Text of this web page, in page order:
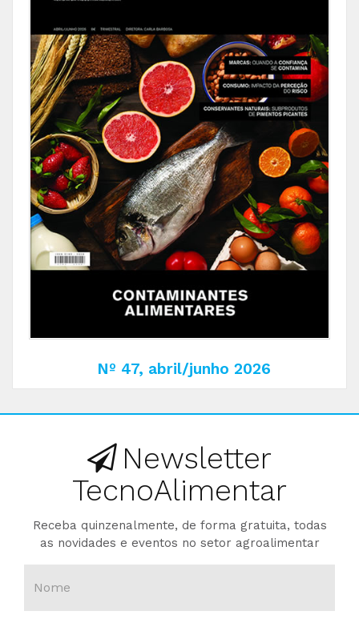
Nº 47, abril/junho 2026
Newsletter
TecnoAlimentar
Receba quinzenalmente, de forma gratuita, todas
as novidades e eventos no setor agroalimentar